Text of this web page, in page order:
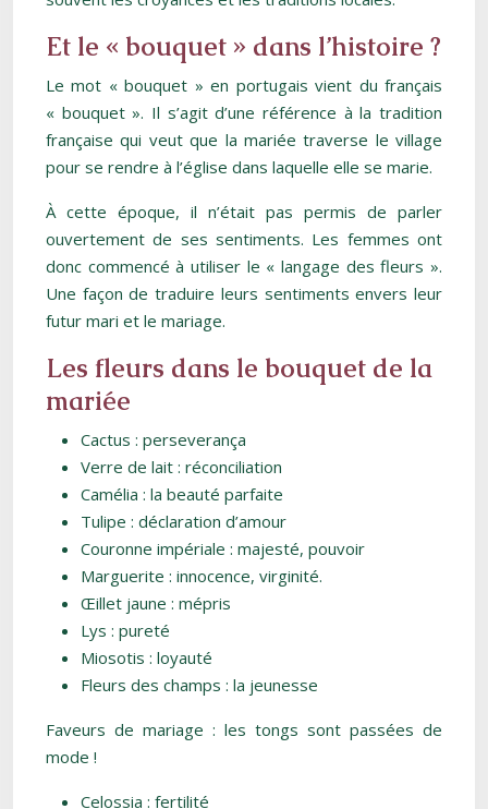
Et le « bouquet » dans l’histoire ?
Le mot « bouquet » en portugais vient du français
« bouquet ». Il s’agit d’une référence à la tradition
française qui veut que la mariée traverse le village
pour se rendre à l’église dans laquelle elle se marie.
À cette époque, il n’était pas permis de parler
ouvertement de ses sentiments. Les femmes ont
donc commencé à utiliser le « langage des fleurs ».
Une façon de traduire leurs sentiments envers leur
futur mari et le mariage.
Les fleurs dans le bouquet de la
mariée
Cactus : perseverança
Verre de lait : réconciliation
Camélia : la beauté parfaite
Tulipe : déclaration d’amour
Couronne impériale : majesté, pouvoir
Marguerite : innocence, virginité.
Œillet jaune : mépris
Lys : pureté
Miosotis : loyauté
Fleurs des champs : la jeunesse
Faveurs de mariage : les tongs sont passées de
mode !
Celossia : fertilité